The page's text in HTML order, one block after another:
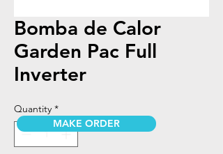
Bomba de Calor
Garden Pac Full
Inverter
Quantity *
MAKE ORDER